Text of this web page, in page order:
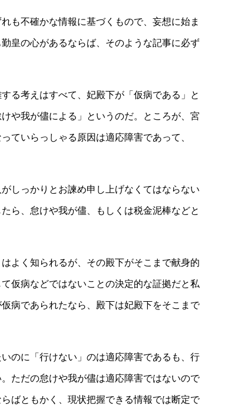
も不確かな情報に基づくもので、妄想に始ま
皇の心があるならば、そのような記事に必ず
る考えはすべて、妃殿下が「仮病である」と
や我が儘による」というのだ。ところが、宮
ていらっしゃる原因は適応障害であって、
しっかりとお諫め申し上げなくてはならない
ら、怠けや我が儘、もしくは税金泥棒などと
よく知られるが、その殿下がそこまで献身的
仮病などではないことの決定的な証拠だと私
病であられたなら、殿下は妃殿下をそこまで
のに「行けない」のは適応障害であるも、行
ただの怠けや我が儘は適応障害ではないので
ばともかく、現状把握できる情報では断定で